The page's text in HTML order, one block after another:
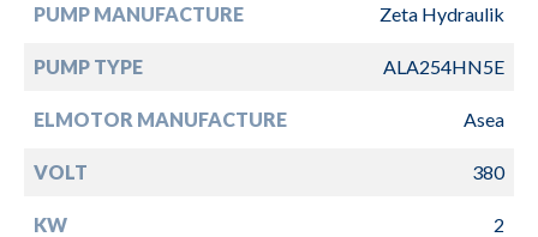
PUMP MANUFACTURE Zeta Hydraulik
PUMP TYPE ALA254HN5E
ELMOTOR MANUFACTURE Asea
VOLT 380
KW 2